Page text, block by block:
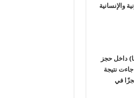
والإنسانية
الإنسان ومنظمة نجدة لحقوق الإنسان، توفي المواطن عادل خلف (45 عامًا) داخل حجز
أن الوفاة جاءت نتيجة
الحرارة وضعف التهوية داخل غرفة احتجاز تضم نحو 52 محتجزًا في